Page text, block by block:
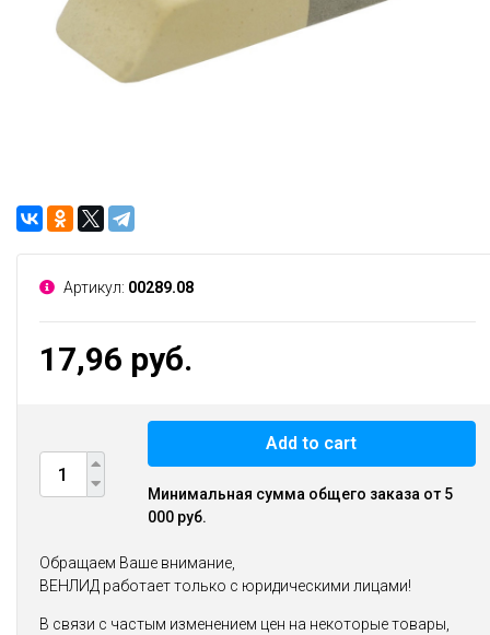
Артикул: 00289.08
17,96 руб.
Add to cart
Минимальная сумма общего заказа от 5
000 руб.
Обращаем Ваше внимание,
ВЕНЛИД работает только с юридическими лицами!
В связи с частым изменением цен на некоторые товары,